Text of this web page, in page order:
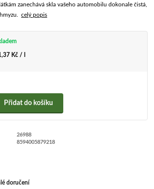
zanechává skla vašeho automobilu dokonale čistá,
hmyzu.celý popis
Kč / l
Přidat do košíku
26988
8594005879218
doručení